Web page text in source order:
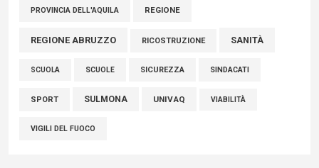
PROVINCIA DELL'AQUILA REGIONE
REGIONE ABRUZZO RICOSTRUZIONE SANITÀ
SCUOLA SCUOLE SICUREZZA SINDACATI
SPORT SULMONA UNIVAQ VIABILITÀ
VIGILI DEL FUOCO